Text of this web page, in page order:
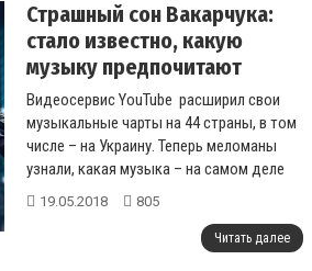
Страшный сон Вакарчука:
стало известно, какую
музыку предпочитают
украинцы
Видеосервис YouTube расширил свои
музыкальные чарты на 44 страны, в том
числе – на Украину. Теперь меломаны
узнали, какая музыка – на самом деле
популярна среди у...
19.05.2018 805
Читать далее